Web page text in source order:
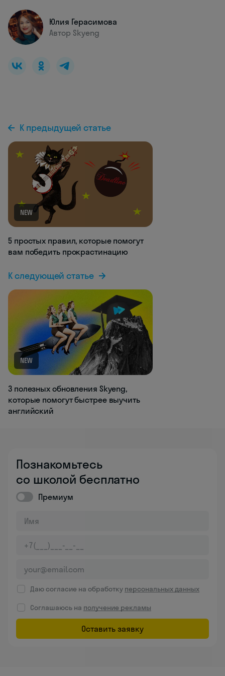
Юлия Герасимова
Автор Skyeng
К предыдущей статье
NEW
5 простых правил, которые помогут
вам победить прокрастинацию
К следующей статье
NEW
3 полезных обновления Skyeng,
которые помогут быстрее выучить
английский
Познакомьтесь
со школой бесплатно
Премиум
Даю согласие на обработку персональных данных
Соглашаюсь на получение рекламы
Оставить заявку